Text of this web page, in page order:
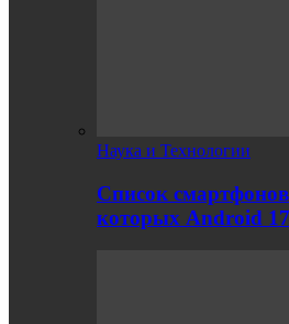
Наука и Технологии
Список
которых Android